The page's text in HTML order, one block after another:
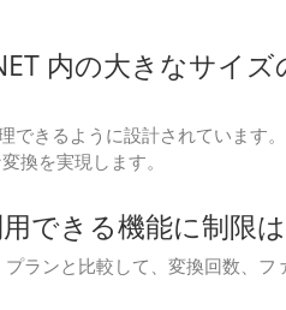
内の大きなサイ
きるように設計されています
換を実現します。
できる機能に制限
ランと比較して、変換回数、フ